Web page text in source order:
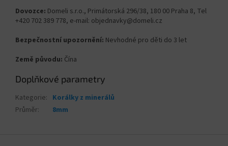
Dovozce: Domeli s.r.o., Primátorská 296/38, 180 00 Praha 8, Tel
+420 702 389 778, e-mail: objednavky@domeli.cz
Bezpečnostní upozornění: Nevhodné pro děti do 3 let
Země původu: Čína
Doplňkové parametry
Kategorie: Korálky z minerálů
Průměr: 8mm